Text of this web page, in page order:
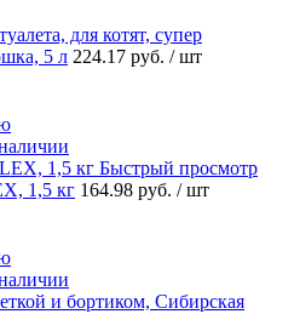
для котят, супер
5 л 224.17 руб. / шт
Быстрый просмотр
1,5 кг 164.98 руб. / шт